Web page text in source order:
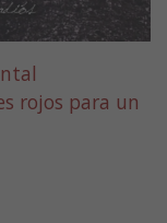
rojos para un